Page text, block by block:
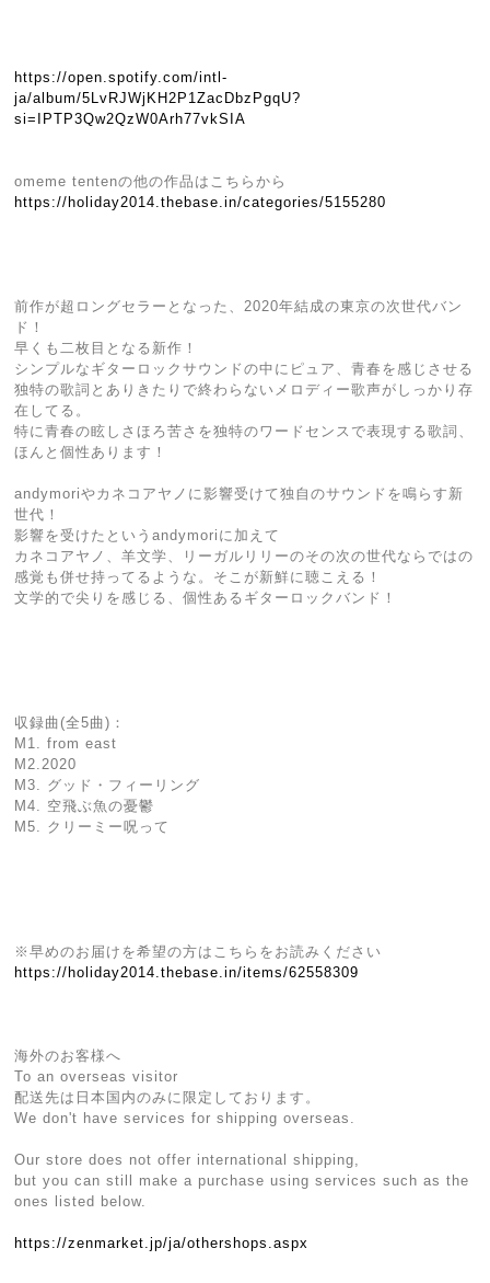
https://open.spotify.com/intl-
ja/album/5LvRJWjKH2P1ZacDbzPgqU?
si=IPTP3Qw2QzW0Arh77vkSIA
omeme tentenの他の作品はこちらから
https://holiday2014.thebase.in/categories/5155280
前作が超ロングセラーとなった、2020年結成の東京の次世代バン
ド！
早くも二枚目となる新作！
シンプルなギターロックサウンドの中にピュア、青春を感じさせる
独特の歌詞とありきたりで終わらないメロディー歌声がしっかり存
在してる。
特に青春の眩しさほろ苦さを独特のワードセンスで表現する歌詞、
ほんと個性あります！
andymoriやカネコアヤノに影響受けて独自のサウンドを鳴らす新
世代！
影響を受けたというandymoriに加えて
カネコアヤノ、羊文学、リーガルリリーのその次の世代ならではの
感覚も併せ持ってるような。そこが新鮮に聴こえる！
文学的で尖りを感じる、個性あるギターロックバンド！
収録曲(全5曲)：
M1. from east
M2.2020
M3. グッド・フィーリング
M4. 空飛ぶ魚の憂鬱
M5. クリーミー呪って
※早めのお届けを希望の方はこちらをお読みください
https://holiday2014.thebase.in/items/62558309
海外のお客様へ
To an overseas visitor
配送先は日本国内のみに限定しております。
We don't have services for shipping overseas.
Our store does not offer international shipping,
but you can still make a purchase using services such as the
ones listed below.
https://zenmarket.jp/ja/othershops.aspx